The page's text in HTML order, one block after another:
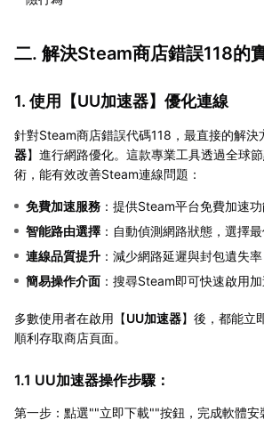
二. 解決Steam商店錯誤118的
1. 使用【UU加速器】優化連線
針對Steam商店錯誤代碼118，最直接的解決
器】進行網路優化。這款專業工具透過全球
術，能有效改善Steam連線問題：
免費加速服務 ：提供Steam平台免費加速
智能路由選擇 ：自動偵測網路狀態，選擇
連線品質提升 ：減少網路延遲與封包遺失率
簡易操作介面 ：搜尋Steam即可快速啟用
多數使用者在啟用【UU加速器】後，都能立
順利存取商店頁面。
1.1 UU加速器操作步驟：
第一步：點選""立即下載""按鈕，完成軟體安